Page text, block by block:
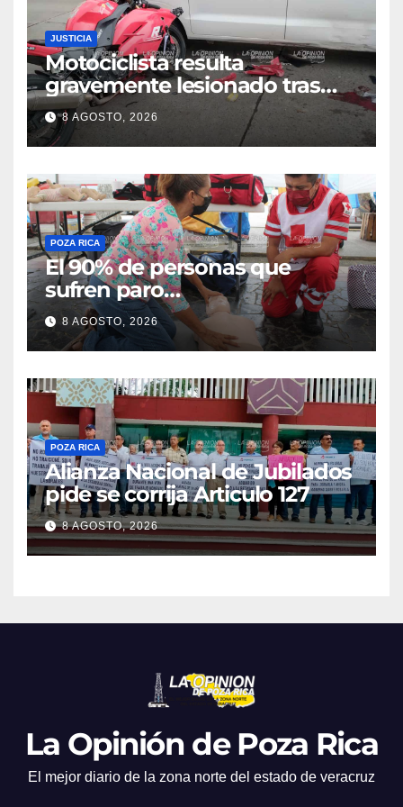
JUSTICIA
Motociclista resulta
gravemente lesionado tras
choque en la colonia Ricardo
Flores Magón
8 AGOSTO, 2026
POZA RICA
El 90% de personas que
sufren paro
cardiorrespiratorio mueren
8 AGOSTO, 2026
POZA RICA
Alianza Nacional de Jubilados
pide se corrija Articulo 127
8 AGOSTO, 2026
La Opinión de Poza Rica
El mejor diario de la zona norte del estado de veracruz